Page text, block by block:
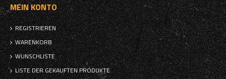
MEIN KONTO
REGISTRIEREN
WARENKORB
WUNSCHLISTE
LISTE DER GEKAUFTEN PRODUKTE